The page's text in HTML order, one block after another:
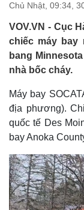
Nhận diện sự thật
Chủ Nhật, 09:34,
VOV.VN - Cục
chiếc máy
bang
nhà bốc cháy.
Máy bay
địa phương).
quốc tế Des
bay Anoka